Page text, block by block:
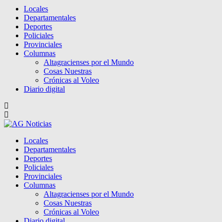
Locales
Departamentales
Deportes
Policiales
Provinciales
Columnas
Altagracienses por el Mundo
Cosas Nuestras
Crónicas al Voleo
Diario digital
Locales
Departamentales
Deportes
Policiales
Provinciales
Columnas
Altagracienses por el Mundo
Cosas Nuestras
Crónicas al Voleo